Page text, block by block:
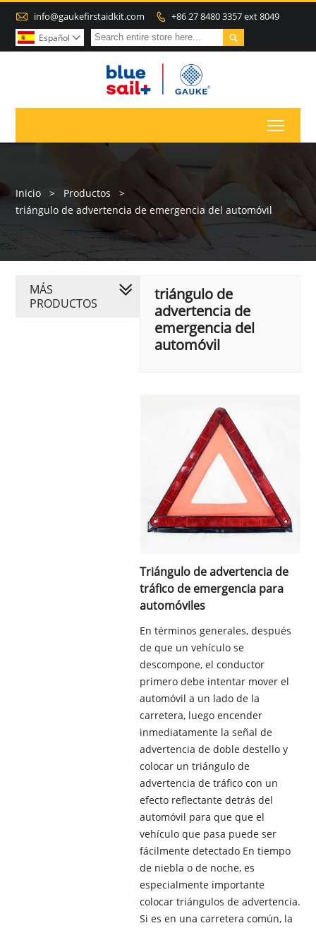
 info@gaukefirstaidkit.com  +86 27 8480 3357 ext 8049

Español 
Inicio > Productos
>
triángulo de advertencia de emergencia del automóvil
triángulo de
advertencia de
emergencia del
automóvil
Triángulo de advertencia de
tráfico de emergencia para
automóviles
En términos generales, después
de que un vehículo se
descompone, el conductor
primero debe intentar mover el
automóvil a un lado de la
carretera, luego encender
inmediatamente la señal de
advertencia de doble destello y
colocar un triángulo de
advertencia de tráfico con un
efecto reflectante detrás del
automóvil para que que el
vehículo que pasa puede ser
fácilmente detectado En tiempo
de niebla o de noche, es
especialmente importante
colocar triángulos de advertencia.
Si es en una carretera común, la
MÁS
PRODUCTOS